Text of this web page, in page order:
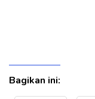
Bagikan ini: